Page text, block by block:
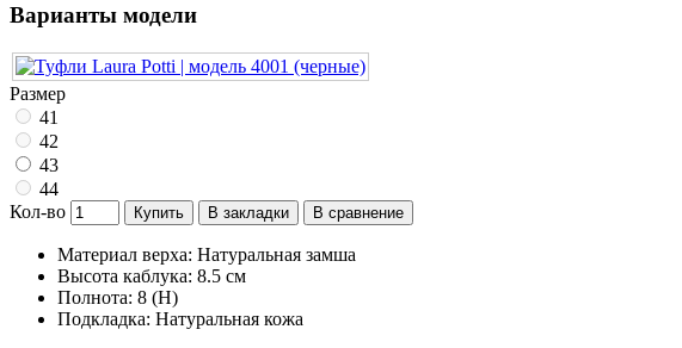
Варианты модели
Размер
41
42
43
44
Кол-во
Купить В закладки В сравнение
Материал верха: Натуральная замша
Высота каблука: 8.5 см
Полнота: 8 (H)
Подкладка: Натуральная кожа